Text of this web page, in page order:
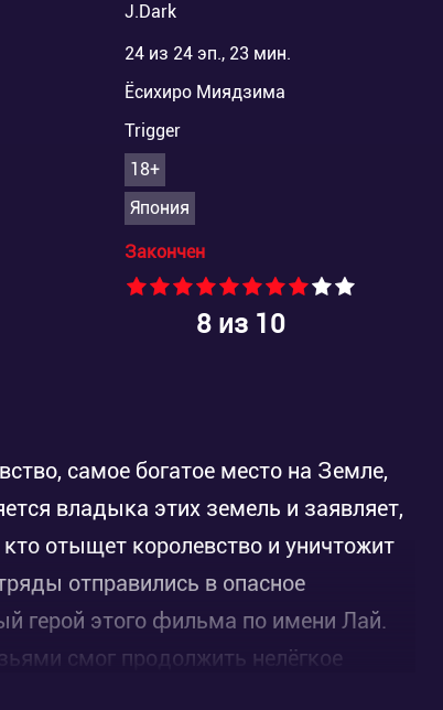
J.Dark
24 из 24 эп., 23 мин.
Ёсихиро Миядзима
Trigger
18+
Япония
Закончен
8из 10
самое богатое место на Земле,
владыка этих земель и заявляет,
отыщет королевство и уничтожит
отправились в опасное
герой этого фильма по имени Лай.
смог продолжить нелёгкое
огромным драконом. Каждый день